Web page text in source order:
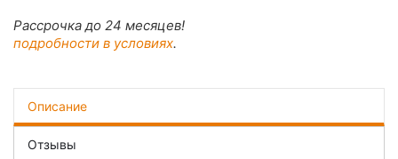
Рассрочка до 24 месяцев!
подробности в условиях.
Описание
Отзывы